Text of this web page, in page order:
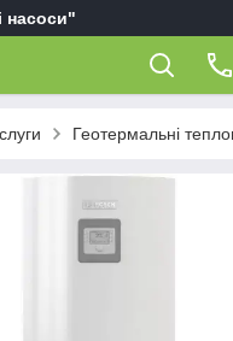
насоси"
Геотермальні